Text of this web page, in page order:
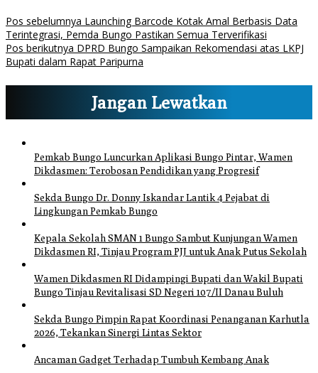
Pos sebelumnya Launching Barcode Kotak Amal Berbasis Data
Terintegrasi, Pemda Bungo Pastikan Semua Terverifikasi
Pos berikutnya DPRD Bungo Sampaikan Rekomendasi atas LKPJ
Bupati dalam Rapat Paripurna
Jangan Lewatkan
Pemkab Bungo Luncurkan Aplikasi Bungo Pintar, Wamen
Dikdasmen: Terobosan Pendidikan yang Progresif
Sekda Bungo Dr. Donny Iskandar Lantik 4 Pejabat di
Lingkungan Pemkab Bungo
Kepala Sekolah SMAN 1 Bungo Sambut Kunjungan Wamen
Dikdasmen RI, Tinjau Program PJJ untuk Anak Putus Sekolah
Wamen Dikdasmen RI Didampingi Bupati dan Wakil Bupati
Bungo Tinjau Revitalisasi SD Negeri 107/II Danau Buluh
Sekda Bungo Pimpin Rapat Koordinasi Penanganan Karhutla
2026, Tekankan Sinergi Lintas Sektor
Ancaman Gadget Terhadap Tumbuh Kembang Anak